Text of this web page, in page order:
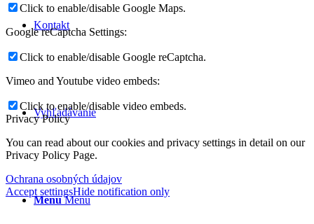
Kontakt
Vyhľadávanie
Menu Menu
Click to enable/disable Google Maps.
Google reCaptcha Settings:
Click to enable/disable Google reCaptcha.
Vimeo and Youtube video embeds:
Click to enable/disable video embeds.
Privacy Policy
You can read about our cookies and privacy settings in detail on our
Privacy Policy Page.
Ochrana osobných údajov
Accept settingsHide notification only